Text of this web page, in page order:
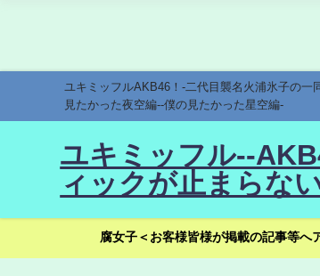
ユキミッフルAKB46！-二代目襲名火浦氷子の
見たかった夜空編--僕の見たかった星空編-
ユキミッフル--
ィックが止まらな
腐女子＜お客様皆様が掲載の記事等へ